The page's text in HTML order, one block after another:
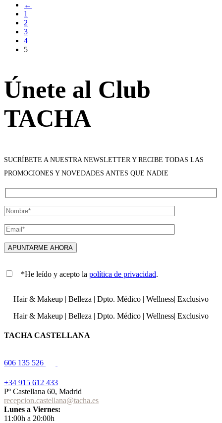
←
1
2
3
4
5
Únete al Club
TACHA
SUCRÍBETE A NUESTRA NEWSLETTER Y RECIBE TODAS LAS
PROMOCIONES Y NOVEDADES ANTES QUE NADIE
*He leído y acepto la política de privacidad.
Hair & Makeup | Belleza | Dpto. Médico | Wellness| Exclusivo
Hair & Makeup | Belleza | Dpto. Médico | Wellness| Exclusivo
TACHA CASTELLANA
606 135 526
+34 915 612 433
Pº Castellana 60, Madrid
recepcion.castellana@tacha.es
Lunes a Viernes:
11:00h a 20:00h